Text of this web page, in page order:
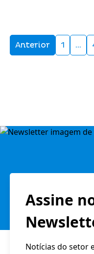
Anterior 1 …
Assine
Notícias do setor